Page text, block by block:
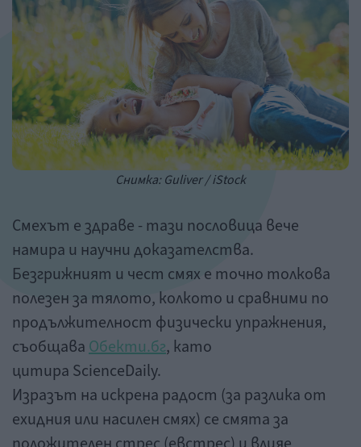
Снимка: Guliver / iStock
Смехът е здраве - тази пословица вече
намира и научни доказателства.
Безгрижният и чест смях е точно толкова
полезен за тялото, колкото и сравними по
продължителност физически упражнения,
съобщаваОбекти.бг, като
цитира ScienceDaily.
Изразът на искрена радост (за разлика от
ехидния или насилен смях) се смята за